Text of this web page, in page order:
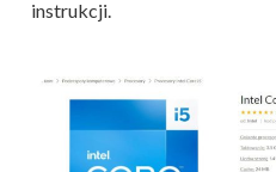
instrukcji.